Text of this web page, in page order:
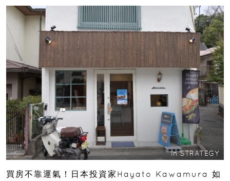
In STRATEGY
買房不靠運氣！日本投資家Hayato Kawamura 如